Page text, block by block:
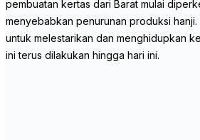
pembuatan kertas dari Barat mulai
menyebabkan penurunan produksi
untuk melestarikan dan menghidupkan
ini terus dilakukan hingga hari ini.